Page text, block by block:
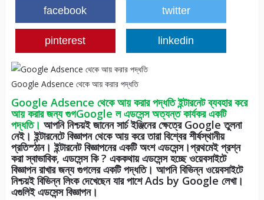
facebook twitter
pinterest linkedin
Google Adsence থেকে আয় করার পদ্ধতি
Google Adsence থেকে আয় করার পদ্ধতি ইন্টারনেট ব্যবহার করে
আয় করার জন্য গুগGoogle ল এডসেন্স অত্যন্ত কার্যকর একটি
পদ্ধতি। আপনি নিশ্চয়ই জানেন সার্চ ইঞ্জিনের ক্ষেত্রে Google তুলনা
নেই। ইন্টারনেটে বিজ্ঞাপন থেকে আয় করে তারা বিশ্বের শীর্ষস্থানীয়
প্রতিস্ঠান। ইন্টারনেট বিজ্ঞাপনের একটি অংশ এডসেন্স।প্রথমেই প্রশ্ন
করা স্বাভাবিক, এডসেন্স কি ? এককথায় এডসেন্স হচ্ছে ওয়েবসাইটে
বিজ্ঞাপন রাখার জন্য গুগলের একটি পদ্ধতি। আপনি বিভিন্ন ওয়েবসাইটে
নিশ্চয়ই বিভিন্ন লিংক দেখেছেন যার পাশে Ads by Google লেখা।
এগুলিই এডসেন্স বিজ্ঞাপন।